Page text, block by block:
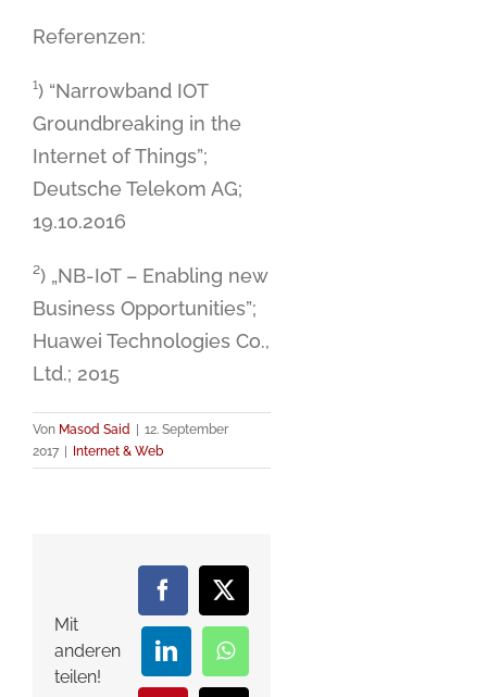
Referenzen:
¹) “Narrowband IOT
Groundbreaking in the
Internet of Things”;
Deutsche Telekom AG;
19.10.2016
²) „NB-IoT – Enabling new
Business Opportunities”;
Huawei Technologies Co.,
Ltd.; 2015
Von Masod Said | 12. September
2017 | Internet & Web
Mit
anderen
teilen!
Facebook
X
LinkedInWhatsApp